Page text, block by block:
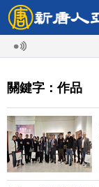
關鍵字：作品